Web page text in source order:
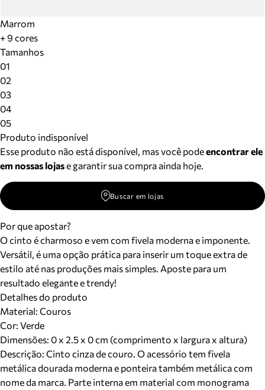
Marrom
+ 9 cores
Tamanhos
01
02
03
04
05
Produto indisponível
Esse produto não está disponível, mas você podeencontrar ele
em nossas lojase garantir sua compra ainda hoje.
Buscar em lojas
Por que apostar?
O cinto é charmoso e vem com fivela moderna e imponente.
Versátil, é uma opção prática para inserir um toque extra de
estilo até nas produções mais simples. Aposte para um
resultado elegante e trendy!
Detalhes do produto
Material: Couros
Cor: Verde
Dimensões: 0 x 2.5 x 0 cm (comprimento x largura x altura)
Descrição: Cinto cinza de couro. O acessório tem fivela
metálica dourada moderna e ponteira também metálica com
nome da marca. Parte interna em material com monograma